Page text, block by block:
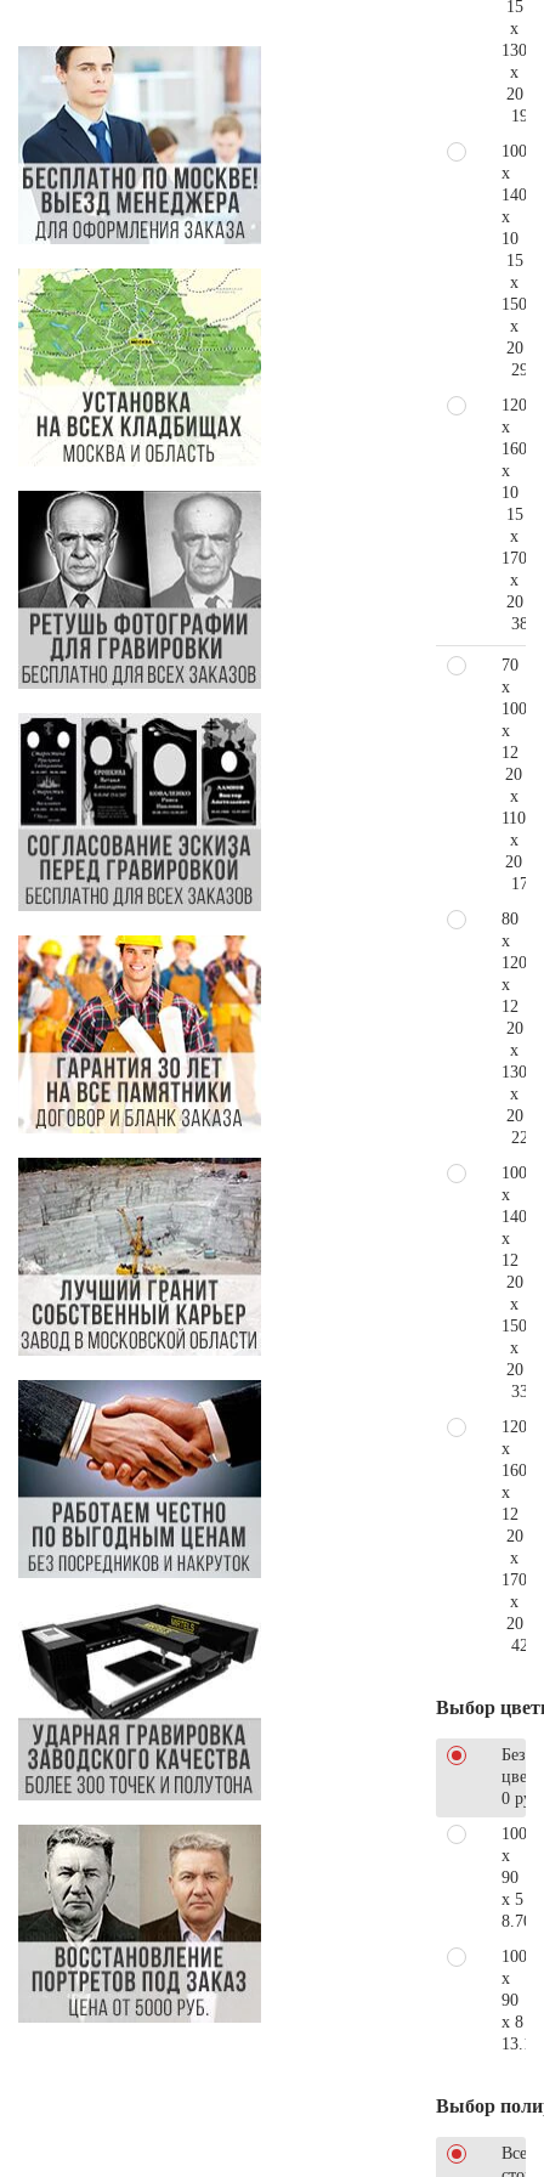
15
x
130
x
20
100
x
140
x
10
15
x
150
x
20
120
x
160
x
10
15
x
170
x
20
70
x
100
x
12
20
x
110
x
20
80
x
120
x
12
20
x
130
x
20
100
x
140
x
12
20
x
150
x
20
120
x
160
x
12
20
x
170
x
20
Выбор
Без
0 руб.
100
x
90
x 5
100
x
90
x 8
Выбор
Все